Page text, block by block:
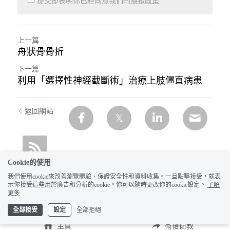
上一篇
舟狀骨骨折
下一篇
利用「選擇性神經截斷術」治療上肢僵直病患
返回網站
主頁 術後衛教
Cookie的使用
我們使用cookie來改善瀏覽體驗、保證安全性和資料收集。一旦點擊接受，就表
示你接受這些用於廣告和分析的cookie。你可以隨時更改你的cookie設定。
了解
更多
全部接受 設定 全部拒絕